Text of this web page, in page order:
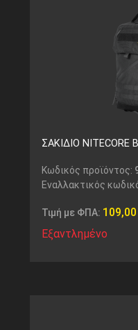
ΣΑΚΙΔΙΟ NITECORE
Κωδικός προϊόντος:
Εναλλακτικός
Τιμή με ΦΠΑ: 109,00
Εξαντλημένο